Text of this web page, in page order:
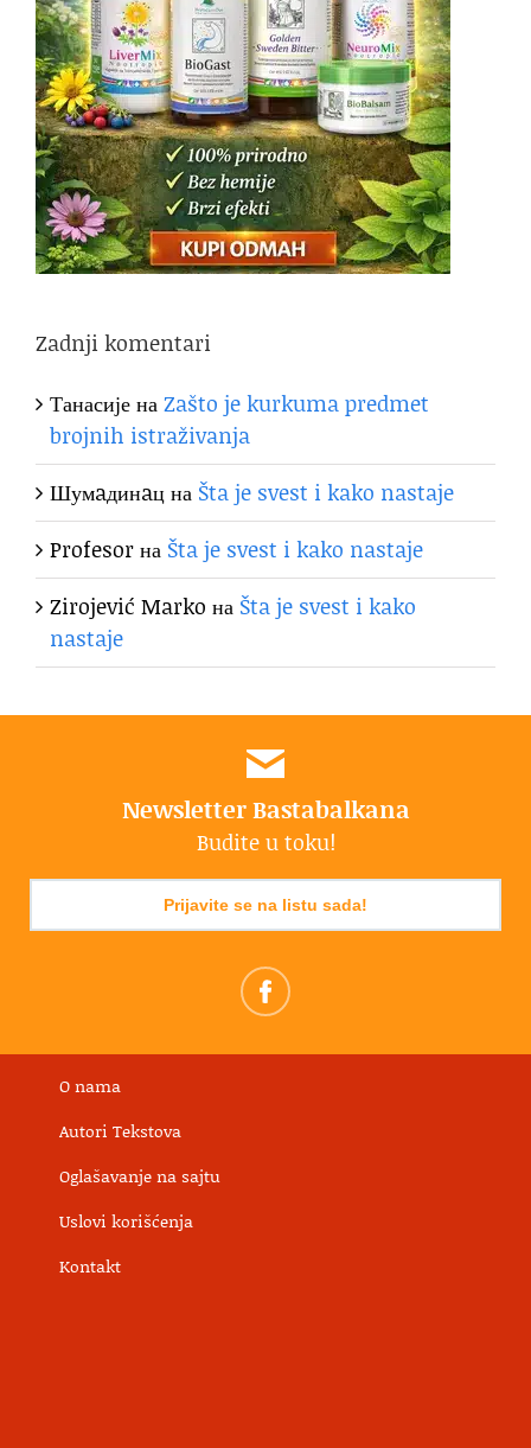
Zadnji komentari
ТанасијенаZašto je kurkuma predmet
brojnih istraživanja
Шумaдинaцна Šta je svest i kako nastaje
Profesorна Šta je svest i kako nastaje
Zirojević Marko на Šta je svest i kako
nastaje
Newsletter Bastabalkana
Budite u toku!
Prijavite se na listu sada!
O nama
Autori Tekstova
Oglašavanje na sajtu
Uslovi korišćenja
Kontakt